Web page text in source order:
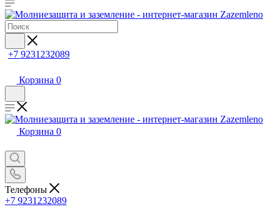
+7 9231232089
Корзина 0
Корзина 0
Телефоны
+7 9231232089